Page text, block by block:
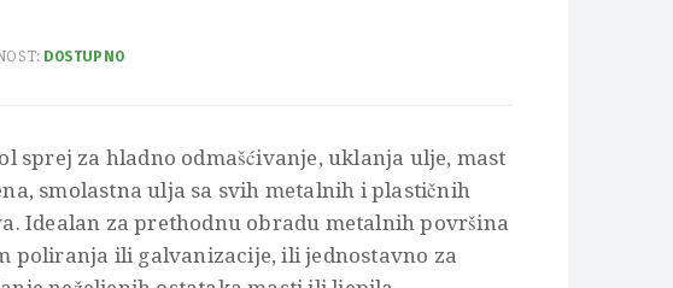
DOSTUPNO
sprej za hladno odmašćivanje, uklanja ulje, mast
smolastna ulja sa svih metalnih i plastičnih
Idealan za prethodnu obradu metalnih površina
poliranja ili galvanizacije, ili jednostavno za